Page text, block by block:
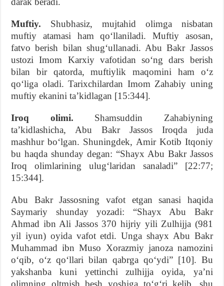
Muftiy. Shubhasiz, mujtahid olimga nisbatan
muftiy atamasi ham qo‘llaniladi. Muftiy asosan,
fatvo berish bilan shug‘ullanadi. Abu Bakr Jassos
ustozi Imom Karxiy vafotidan so‘ng dars berish
bilan bir qatorda, muftiylik maqomini ham o‘z
qo‘liga oladi. Tarixchilardan Imom Zahabiy uning
muftiy ekanini ta’kidlagan [15:344].
Iroq olimi. Shamsuddin Zahabiyning
ta’kidlashicha, Abu Bakr Jassos Iroqda juda
mashhur bo‘lgan. Shuningdek, Amir Kotib Itqoniy
bu haqda shunday degan: “Shayx Abu Bakr Jassos
Iroq olimlarining ulug‘laridan sanaladi” [22:77;
15:344].
Abu Bakr Jassosning vafot etgan sanasi haqida
Saymariy shunday yozadi: “Shayx Abu Bakr
Ahmad ibn Ali Jassos 370 hijriy yili Zulhijja (981
yil iyun) oyida vafot etdi. Unga shayx Abu Bakr
Muhammad ibn Muso Xorazmiy janoza namozini
o‘qib, o‘z qo‘llari bilan qabrga qo‘ydi” [10]. Bu
yakshanba kuni yettinchi zulhijja oyida, ya’ni
olimning oltmish besh yoshiga to‘g‘ri kelib, shu